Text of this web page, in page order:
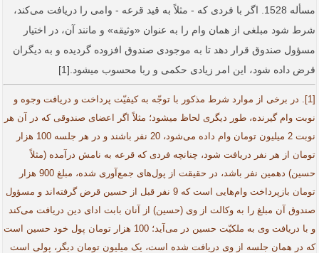
مسأله 1528. اگر با فردی که - مثلاً به قید قرعه - وامی را دریافت می‌کند،
شرط شود مبلغی از همان وام را به عنوان «وثیقه» و مانند آن، در اختیار
مسؤول صندوق قرار دهد تا به موجودی صندوق افزوده گردیده و به دیگران
قرض داده شود، این امر زیادی حکمی و ربا محسوب می­شود.[1]
[1]. در برخی از موارد شرط مذکور با توجّه به کیفیّت پرداخت و دریافت وجوه و
نوبت وام گیرنده، طور دیگری لحاظ می­شود؛ مثلاً اگر اعضای صندوقی که در آن هر
نوبت 2 میلیون تومان وام داده می‌شود، 20 نفر باشند و در هر جلسه 100 هزار
تومان از هر نفر دریافت شود، ‌چنانچه فردی که قرعه به نامش درآمده (مثلاً
حسین) دهمین نفر باشد، ‌در حقیقت از پول‌های جمع‌آوری شده، مبلغ 900 هزار
تومان بازپرداخت وام‌هایی است که 9 نفر قبل از حسین قرض گرفته‌اند و مسؤول
صندوق آن مبلغ را به وکالت از وی (حسین) از آنان بابت ادای دین دریافت می‌کند
و با دریافت وی به ملکیّت حسین در می‌آید؛ 100 هزار تومان ‌پول خود حسین است
که در همان جلسه از وی دریافت شده است، یک میلیون تومان دیگر، پولی است